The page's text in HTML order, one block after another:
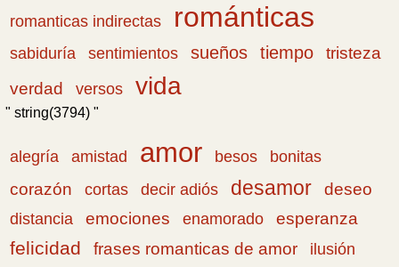
romanticas indirectas románticas
sabiduría sentimientos sueños tiempo
tristeza
verdad
versos vida
" string(3794) "
alegría amistad amor besos
bonitas
corazón
cortas decir adiós desamor deseo
distancia emociones enamorado esperanza
felicidad frases romanticas de amor
ilusión